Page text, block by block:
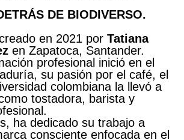
DE BIODIVERSO.
en 2021 por Tatiana
en Zapatoca, Santander.
profesional inició en el
su pasión por el café, el
colombiana la llevó a
tostadora, barista y
ha dedicado su trabajo a
consciente enfocada en el